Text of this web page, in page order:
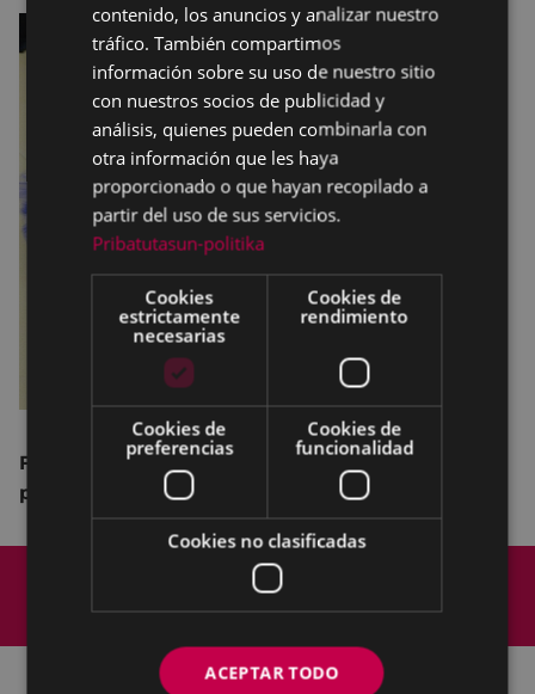
Festival de danza de fín de curso grabado, sin
público.
Política de cookies
SPANISH
contenido, los anuncios y analizar nuestro
tráfico. También compartimos
información sobre su uso de nuestro sitio
con nuestros socios de publicidad y
análisis, quienes pueden combinarla con
otra información que les haya
proporcionado o que hayan recopilado a
partir del uso de sus servicios.
Pribatutasun-politika
Cookies
estrictamente
necesarias
Cookies de
rendimiento
Cookies de
preferencias
Cookies de
funcionalidad
Cookies no clasificadas
ACEPTAR TODO